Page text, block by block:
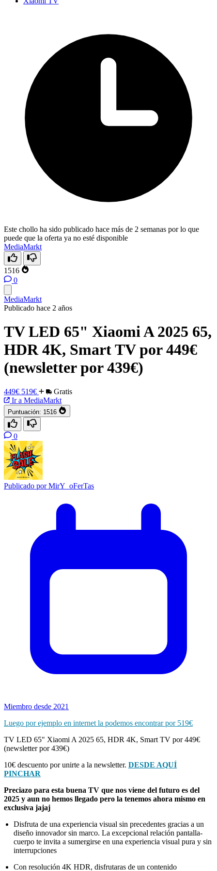
Este chollo ha sido publicado hace más de 2 semanas por lo que
puede que la oferta ya no esté disponible
MediaMarkt
1516
0
MediaMarkt
Publicado hace 2 años
TV LED 65" Xiaomi A 2025 65,
HDR 4K, Smart TV por 449€
(newsletter por 439€)
449€ 519€
Gratis
Ir a MediaMarkt
Puntuación: 1516
0
Publicado porMirY_oFerTas
Miembro desde 2021
Luego por ejemplo en internet la podemos encontrar por 519€
TV LED 65" Xiaomi A 2025 65, HDR 4K, Smart TV por 449€
(newsletter por 439€)
10€ descuento por unirte a la newsletter. DESDE AQUÍ
PINCHAR
Preciazo para esta buena TV que nos viene del futuro es del
2025 y aun no hemos llegado pero la tenemos ahora mismo en
exclusiva jajaj
Disfruta de una experiencia visual sin precedentes gracias a un
diseño innovador sin marco. La excepcional relación pantalla-
cuerpo te invita a sumergirse en una experiencia visual pura y sin
interrupciones
Con resolución 4K HDR, disfrutaras de un contenido